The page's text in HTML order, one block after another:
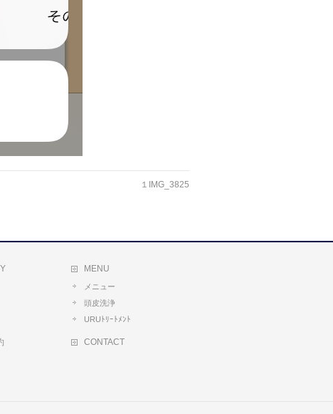
１IMG_3825
MENU
メニュー
頭皮洗浄
URUﾄﾘｰﾄﾒﾝﾄ
CONTACT